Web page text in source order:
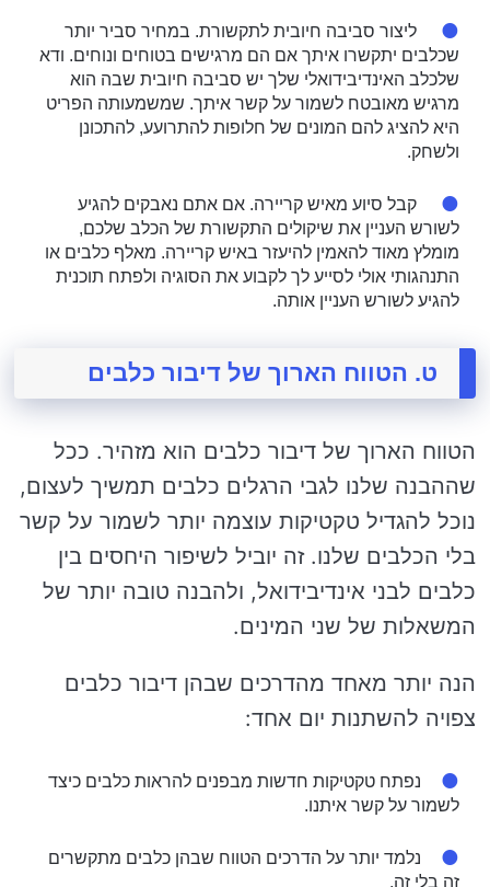
ליצור סביבה חיובית לתקשורת. במחיר סביר יותר
שכלבים יתקשרו איתך אם הם מרגישים בטוחים ונוחים. ודא
שלכלב האינדיבידואלי שלך יש סביבה חיובית שבה הוא
מרגיש מאובטח לשמור על קשר איתך. שמשמעותה הפריט
היא להציג להם המונים של חלופות להתרועע, להתכונן
ולשחק.
קבל סיוע מאיש קריירה. אם אתם נאבקים להגיע
לשורש העניין את שיקולים התקשורת של הכלב שלכם,
מומלץ מאוד להאמין להיעזר באיש קריירה. מאלף כלבים או
התנהגותי אולי לסייע לך לקבוע את הסוגיה ולפתח תוכנית
להגיע לשורש העניין אותה.
ט. הטווח הארוך של דיבור כלבים
הטווח הארוך של דיבור כלבים הוא מזהיר. ככל
שההבנה שלנו לגבי הרגלים כלבים תמשיך לעצום,
נוכל להגדיל טקטיקות עוצמה יותר לשמור על קשר
בלי הכלבים שלנו. זה יוביל לשיפור היחסים בין
כלבים לבני אינדיבידואל, ולהבנה טובה יותר של
המשאלות של שני המינים.
הנה יותר מאחד מהדרכים שבהן דיבור כלבים
צפויה להשתנות יום אחד:
נפתח טקטיקות חדשות מבפנים להראות כלבים כיצד
לשמור על קשר איתנו.
נלמד יותר על הדרכים הטווח שבהן כלבים מתקשרים
זה בלי זה.